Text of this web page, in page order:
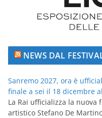
NEWS DAL
Sanremo 2027, ora è
finale a sei il 18 dicembre
La Rai ufficializza la
artistico Stefano De